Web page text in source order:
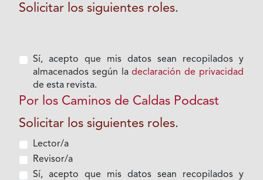
Solicitar los siguientes roles.
Sí, acepto que mis datos sean recopilados y
almacenados según ladeclaración de privacidad
de esta revista.
Por los Caminos de Caldas Podcast
Solicitar los siguientes roles.
Lector/a
Revisor/a
Sí, acepto que mis datos sean recopilados y